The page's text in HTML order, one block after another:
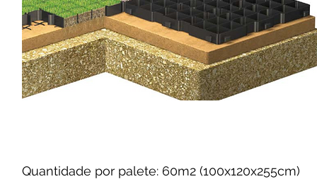
Quantidade por palete: 60m2 (100x120x255cm)